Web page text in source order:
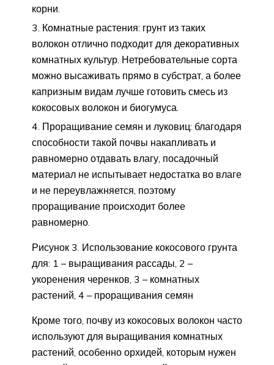
корни.
Комнатные растения: грунт из таких
волокон отлично подходит для декоративных
комнатных культур. Нетребовательные сорта
можно высаживать прямо в субстрат, а более
капризным видам лучше готовить смесь из
кокосовых волокон и биогумуса.
Проращивание семян и луковиц: благодаря
способности такой почвы накапливать и
равномерно отдавать влагу, посадочный
материал не испытывает недостатка во влаге
и не переувлажняется, поэтому
проращивание происходит более
равномерно.
Рисунок 3. Использование кокосового грунта
для: 1 – выращивания рассады, 2 –
укоренения черенков, 3 – комнатных
растений, 4 – проращивания семян
Кроме того, почву из кокосовых волокон часто
используют для выращивания комнатных
растений, особенно орхидей, которым нужен